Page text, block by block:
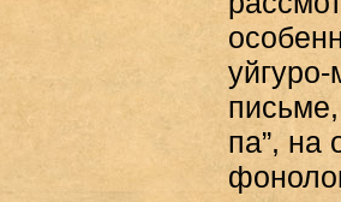
па”, на